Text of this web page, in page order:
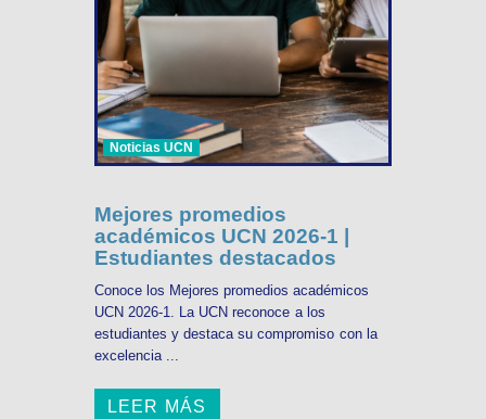
Noticias UCN
Mejores promedios
académicos UCN 2026-1 |
Estudiantes destacados
Conoce los Mejores promedios académicos
UCN 2026-1. La UCN reconoce a los
estudiantes y destaca su compromiso con la
excelencia ...
LEER MÁS